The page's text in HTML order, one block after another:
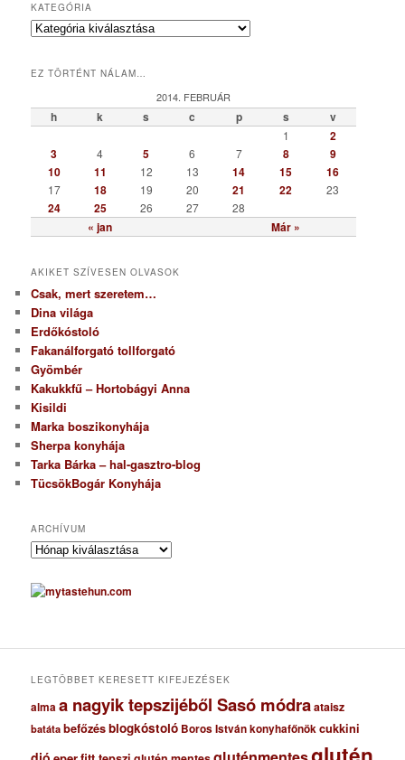
KATEGÓRIA
K
e
r
EZ TÖRTÉNT NÁLAM…
2014. FEBRUÁR
h k s c p s v
« jan Már »
1
2
3
4 5 6 7 8
9
10
11 12 13 14 15 16
17 18 19 20 21 22 23
24 25 26 27 28
AKIKET SZÍVESEN OLVASOK
Csak, mert szeretem…
Dina világa
Erdőkóstoló
Fakanálforgató tollforgató
Gyömbér
Kakukkfű – Hortobágyi Anna
Kisildi
Marka boszikonyhája
Sherpa konyhája
Tarka Bárka – hal-gasztro-blog
TücsökBogár Konyhája
ARCHÍVUM
A
c
h
u
LEGTÖBBET KERESETT KIFEJEZÉSEK
almaa nagyik tepszijéből Sasó módraataisz
batáta befőzésblogkóstoló Boros István konyhafőnökcukkini